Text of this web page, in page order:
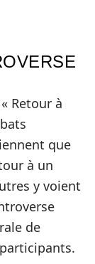
Retour à
que
à un
y voient
de